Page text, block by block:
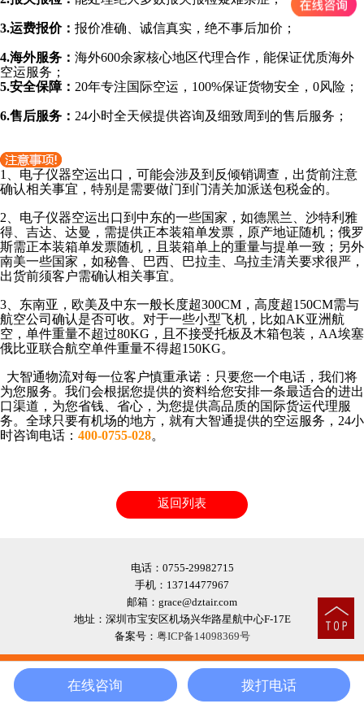
3.运费报价： 报价准确、诚信真实，绝不事后加价；
4.海外服务： 海外600余家核心地区代理合作，能保证优质海外
空运服务；
5.安全保障： 20年专注国际空运，100%保证货物安全，0风险；
6.售后服务： 24小时全天候提供咨询及细致周到的售后服务；
1、 电子仪器空运出口，可能会涉及到反倾销调查，出货前注意
确认相关事宜，特别是需要做门到门清关加派送包税金的。
2、 电子仪器空运出口到中东的一些国家，如德黑兰、沙特利雅
得、吉达、达曼，需提供正本装箱单发票，原产地证随机；俄罗
斯需正本装箱单发票随机，且装箱单上的重量与提单一致；另外
南美一些国家，如秘鲁、巴西、巴拉圭、乌拉圭清关要求很严，
出货前须客户需确认相关事宜。
3、东南亚，欧美及中东一般长度超300CM，高度超150CM需与
航空公司确认是否可收。对于一些小型飞机，比如AK亚洲航
空，单件重量不超过80KG，且不接受托板及木箱包装，AA埃塞
俄比亚联合航空单件重量不得超150KG。
大智通物流对每一位客户慎重承诺：只要您一个电话，我们将
为您服务。我们会根据您提供的资料给您安排一条最适合的进出
口渠道，为您省钱、省心，为您提供高品质的国际货运代理服
务。全球只要有机场的地方，就有大智通提供的空运服务，24小
时咨询电话： 400-0755-028。
返回列表
电话：0755-29982715
手机：13714477967
邮箱：grace@dztair.com
地址：深圳市宝安区机场兴华路星航中心F-17E
备案号： 粤ICP备14098369号
 
拨打电话

在线客服

在线咨询 拨打电话